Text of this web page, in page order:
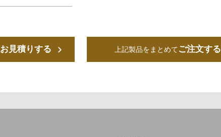
お見積りする 上記製品をまとめてご注文する